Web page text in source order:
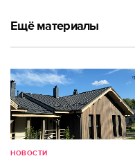
Ещё материалы
НОВОСТИ